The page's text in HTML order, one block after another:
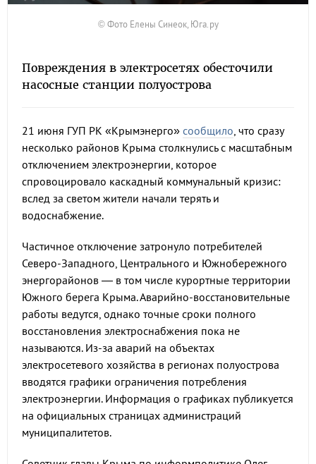
© Фото Елены Синеок, Юга.ру
Повреждения в электросетях обесточили
насосные станции полуострова
21 июня ГУП РК «Крымэнерго» сообщило, что сразу
несколько районов Крыма столкнулись с масштабным
отключением электроэнергии, которое
спровоцировало каскадный коммунальный кризис:
вслед за светом жители начали терять и
водоснабжение.
Частичное отключение затронуло потребителей
Северо-Западного, Центрального и Южнобережного
энергорайонов — в том числе курортные территории
Южного берега Крыма. Аварийно-восстановительные
работы ведутся, однако точные сроки полного
восстановления электроснабжения пока не
называются. Из-за аварий на объектах
электросетевого хозяйства в регионах полуострова
вводятся графики ограничения потребления
электроэнергии. Информация о графиках публикуется
на официальных страницах администраций
муниципалитетов.